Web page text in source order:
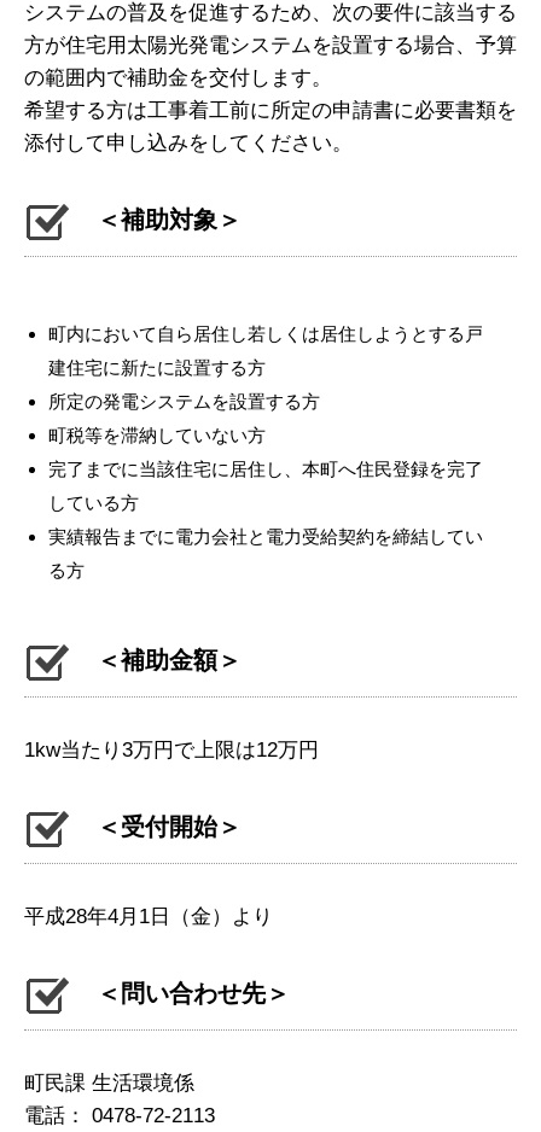
システムの普及を促進するため、次の要件に該当する
方が住宅用太陽光発電システムを設置する場合、予算
の範囲内で補助金を交付します。
希望する方は工事着工前に所定の申請書に必要書類を
添付して申し込みをしてください。
＜補助対象＞
町内において自ら居住し若しくは居住しようとする戸
建住宅に新たに設置する方
所定の発電システムを設置する方
町税等を滞納していない方
完了までに当該住宅に居住し、本町へ住民登録を完了
している方
実績報告までに電力会社と電力受給契約を締結してい
る方
＜補助金額＞
1kw当たり3万円で上限は12万円
＜受付開始＞
平成28年4月1日（金）より
＜問い合わせ先＞
町民課 生活環境係
電話： 0478-72-2113